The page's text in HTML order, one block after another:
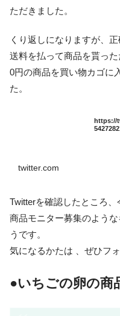
ただきました。
くり返しになりますが、
送料を払って商品を貰った
0円の商品を買い物カゴに
た。
https://
twitter.com
Twitterを確認したところ、
商品モニター募集のよう
うです。
気になるかたは 、ぜひフ
●いちごの卵の商